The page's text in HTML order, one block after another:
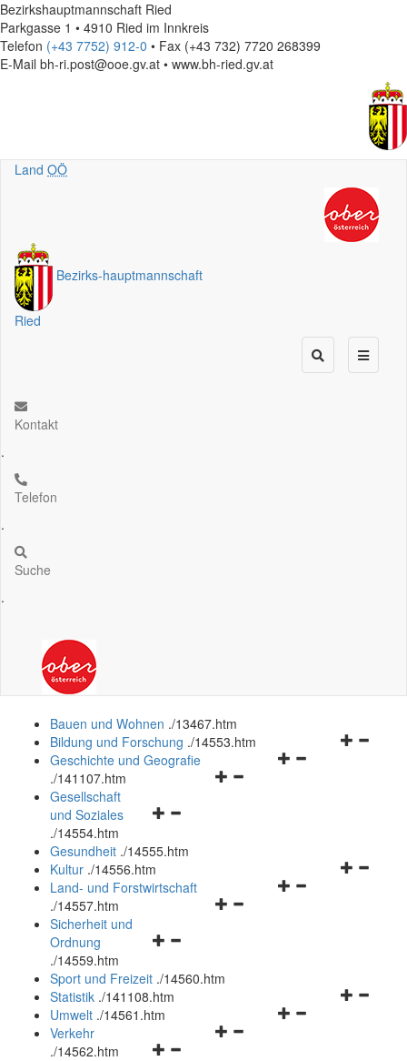
Bezirkshauptmannschaft Ried
Parkgasse 1 • 4910 Ried im Innkreis
Telefon (+43 7752) 912-0 • Fax (+43 732) 7720 268399
E-Mail bh-ri.post@ooe.gv.at • www.bh-ried.gv.at
Land OÖ
Bezirks-hauptmannschaft
Ried
Kontakt
.
Telefon
.
Suche
.
Bauen und Wohnen ./13467.htm
Navigationsmenü
Bildung und Forschung ./14553.htm
Navigationsmenü
Geschichte und Geografie
./141107.htm
Navigationsmenü
und
schließen
Gesellschaft
und Soziales
./14554.htm
Gesundheit ./14555.htm
Navigationsmenü
Kultur ./14556.htm
Navigationsmenü
Land- und Forstwirtschaft
./14557.htm
Navigationsmenü
und
schließen
Sicherheit und
Ordnung
./14559.htm
Sport und Freizeit ./14560.htm
Navigationsmenü
Statistik ./141108.htm
Navigationsmenü
Umwelt ./14561.htm
Navigationsmenü
Verkehr
./14562.htm